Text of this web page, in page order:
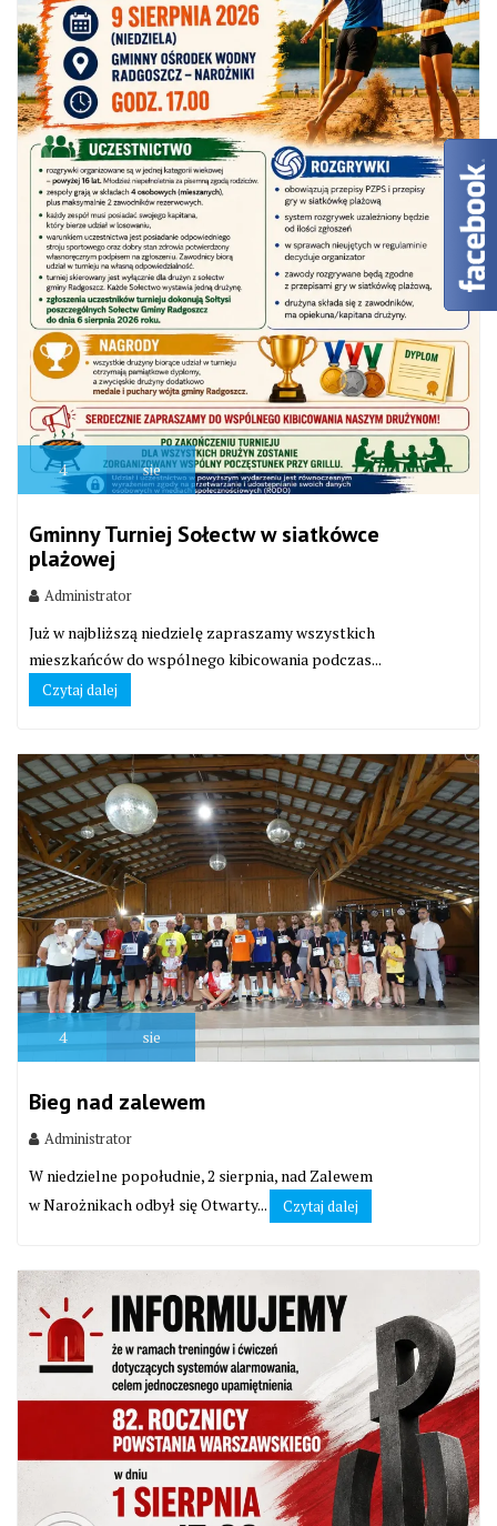
4 sie
Gminny Turniej Sołectw w siatkówce
plażowej
Administrator
Już w najbliższą niedzielę zapraszamy wszystkich
mieszkańców do wspólnego kibicowania podczas...
Czytaj dalej
4 sie
Bieg nad zalewem
Administrator
W niedzielne popołudnie, 2 sierpnia, nad Zalewem
w Narożnikach odbył się Otwarty...
Czytaj dalej